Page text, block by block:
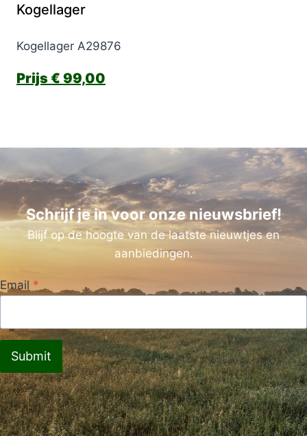
Kogellager
Kogellager A29876
€ 99,00
Schrijf je in voor onze nieuwsbrief!
Blijf op de hoogte van de laatste nieuwtjes en
aanbiedingen.
Email *
Submit